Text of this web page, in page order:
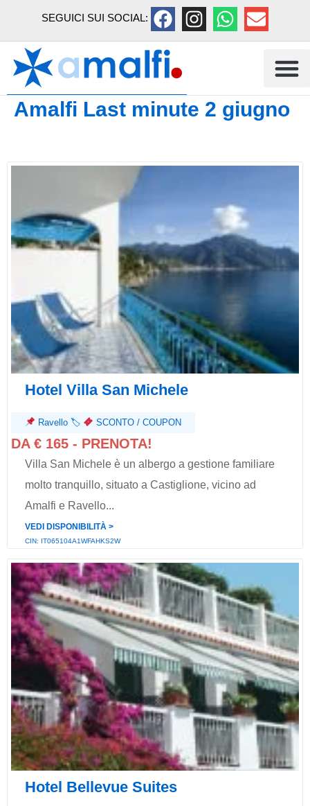
SEGUICI SUI SOCIAL:
Amalfi Last minute 2 giugno
Hotel Villa San Michele
Ravello 🏷 SCONTO / COUPON
DA € 165 - PRENOTA!
Villa San Michele è un albergo a gestione familiare
molto tranquillo, situato a Castiglione, vicino ad
Amalfi e Ravello...
VEDI DISPONIBILITÀ ˃
CIN: IT065104A1WFAHKS2W
Hotel Bellevue Suites